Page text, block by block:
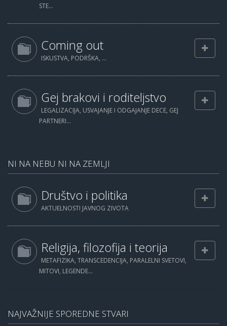
STE...
Coming out
ISKUSTVA, PODRŠKA, ...
Gej brakovi i roditeljstvo
LEGALIZACIJA, USVAJANJE I ODGAJANJE DECE, GEJ
PARTNERI...
NI NA NEBU NI NA ZEMLJI
Društvo i politika
AKTUELNOSTI JAVNOG ZIVOTA
Religija, filozofija i teorija
METAFIZIKA, TRANSCEDENCIJA, PARALELNI SVETOVI,
MITOVI, LEGENDE...
NAJVAŽNIJE SPOREDNE STVARI